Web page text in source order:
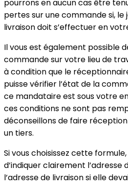
pourrons en aucun cas être
pertes sur une commande si, le
livraison doit s’effectuer en
Il vous est également possible
commande sur votre lieu de
à condition que le
puisse vérifier l’état de la
ce mandataire est sous votre
ces conditions ne sont pas
déconseillons de faire
un tiers.
Si vous choisissez cette formule,
d’indiquer clairement
l’adresse de livraison si elle